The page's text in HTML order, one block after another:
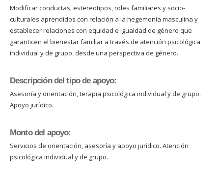
Modificar conductas, estereotipos, roles familiares y socio-
culturales aprendidos con relación a la hegemonía masculina y
establecer relaciones con equidad e igualdad de género que
garanticen el bienestar familiar a través de atención psicológica
individual y de grupo, desde una perspectiva de género.
Descripción del tipo de apoyo:
Asesoría y orientación, terapia psicológica individual y de grupo.
Apoyo jurídico.
Monto del apoyo:
Servicios de orientación, asesoría y apoyo jurídico. Atención
psicológica individual y de grupo.